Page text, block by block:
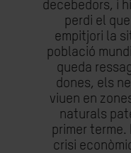
decebedors, i
perdi el
empitjori la
població
queda
dones, els
viuen en
naturals
primer terme.
crisi